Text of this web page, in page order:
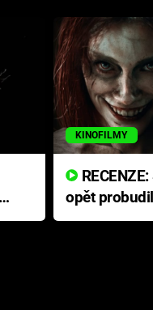
KINOFILMY
opět
přichází s